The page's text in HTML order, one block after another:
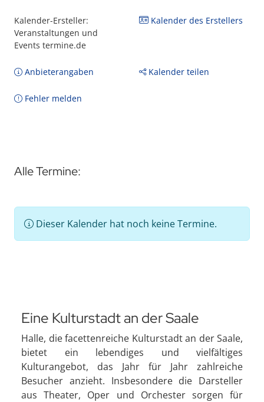
Kalender-Ersteller:
Veranstaltungen und
Events termine.de
Kalender des Erstellers
Anbieterangaben Kalender teilen
Fehler melden
Alle Termine:
Dieser Kalender hat noch keine Termine.
Eine Kulturstadt an der Saale
Halle, die facettenreiche Kulturstadt an der Saale,
bietet ein lebendiges und vielfältiges
Kulturangebot, das Jahr für Jahr zahlreiche
Besucher anzieht. Insbesondere die Darsteller
aus Theater, Oper und Orchester sorgen für